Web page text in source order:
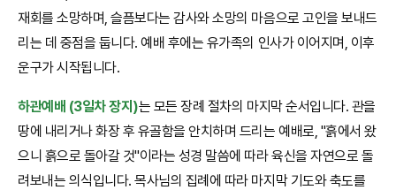
재회를 소망하며, 슬픔보다는 감사와 소망의 마음으로 고인을 보내드
리는 데 중점을 둡니다. 예배 후에는 유가족의 인사가 이어지며, 이후
운구가 시작됩니다.
하관예배 (3일차 장지)는 모든 장례 절차의 마지막 순서입니다. 관을
땅에 내리거나 화장 후 유골함을 안치하며 드리는 예배로, "흙에서 왔
으니 흙으로 돌아갈 것"이라는 성경 말씀에 따라 육신을 자연으로 돌
려보내는 의식입니다. 목사님의 집례에 따라 마지막 기도와 축도를